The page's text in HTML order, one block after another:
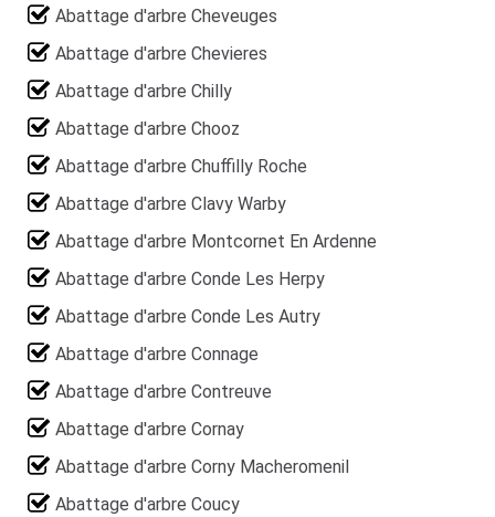
Abattage d'arbre Cheveuges
Abattage d'arbre Chevieres
Abattage d'arbre Chilly
Abattage d'arbre Chooz
Abattage d'arbre Chuffilly Roche
Abattage d'arbre Clavy Warby
Abattage d'arbre Montcornet En Ardenne
Abattage d'arbre Conde Les Herpy
Abattage d'arbre Conde Les Autry
Abattage d'arbre Connage
Abattage d'arbre Contreuve
Abattage d'arbre Cornay
Abattage d'arbre Corny Macheromenil
Abattage d'arbre Coucy